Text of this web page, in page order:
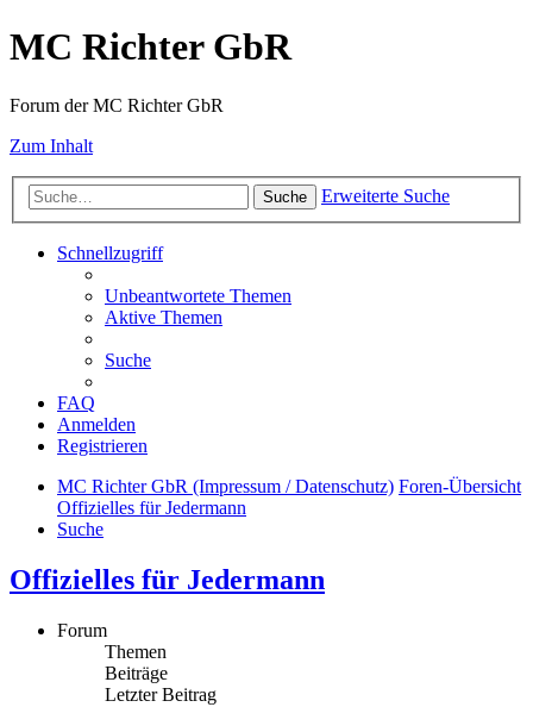
MC Richter GbR
Forum der MC Richter GbR
Zum Inhalt
Suche Erweiterte Suche
Schnellzugriff
Unbeantwortete Themen
Aktive Themen
Suche
FAQ
Anmelden
Registrieren
MC Richter GbR (Impressum / Datenschutz) Foren-Übersicht
Offizielles für Jedermann
Suche
Offizielles für Jedermann
Forum
Themen
Beiträge
Letzter Beitrag